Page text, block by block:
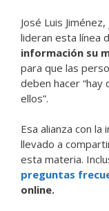
José Luis
lideran esta línea
información su
para que las
deben hacer “hay
ellos”.
Esa alianza con la
llevado a
esta materia.
preguntas
online.